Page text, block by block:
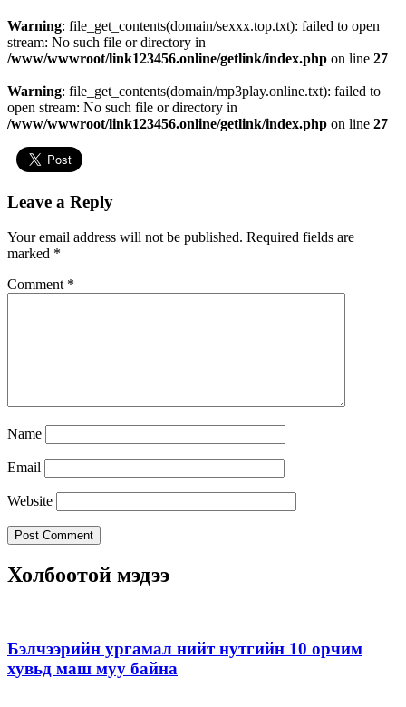
Warning: file_get_contents(domain/sexxx.top.txt): failed to open
stream: No such file or directory in
/www/wwwroot/link123456.online/getlink/index.php on line 27
Warning: file_get_contents(domain/mp3play.online.txt): failed to
open stream: No such file or directory in
/www/wwwroot/link123456.online/getlink/index.php on line 27
Leave a Reply
Your email address will not be published. Required fields are
marked *
Comment *
Name
Email
Website
Холбоотой мэдээ
Бэлчээрийн ургамал нийт нутгийн 10 орчим
хувьд маш муу байна